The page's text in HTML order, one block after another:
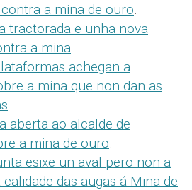
a mina de ouro.
tractorada e unha nova
a mina.
achegan a
a mina que non dan as
.
aberta ao alcalde de
a mina de ouro.
esixe un aval pero non a
das augas á Mina de